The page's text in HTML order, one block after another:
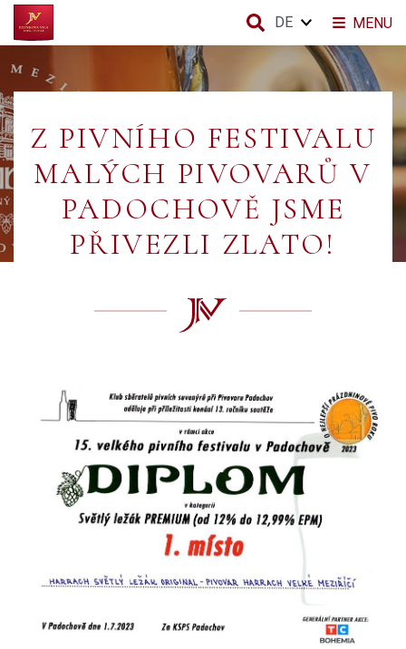
Z PIVNÍHO FESTIVALU
MALÝCH PIVOVARŮ V
PADOCHOVĚ JSME
PŘIVEZLI ZLATO!
MENU
DE